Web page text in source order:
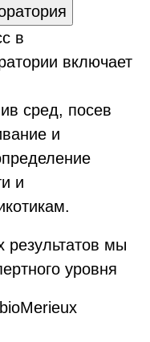
в
включает
сред, посев
и
и
мы
уровня